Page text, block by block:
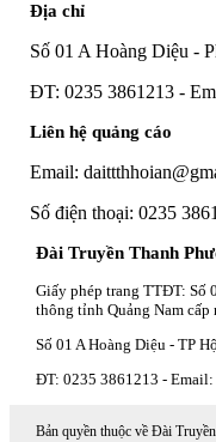
Địa chỉ
Số 01 A Hoàng Diệu -
ĐT: 0235 3861213 -
Liên hệ quảng cáo
Email:
Số điện thoại: 0235
Đài Truyền Thanh
Giấy phép trang TTĐT: Số
thông tỉnh Quảng Nam
Số 01 A Hoàng Diệu - TP
ĐT: 0235 3861213 -
Bản quyền thuộc về Đài